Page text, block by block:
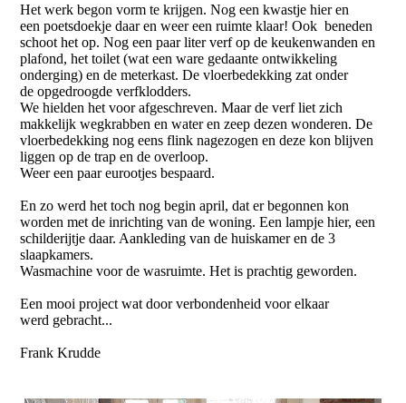
Het werk begon vorm te krijgen. Nog een kwastje hier en
een poetsdoekje daar en weer een ruimte klaar! Ook beneden
schoot het op. Nog een paar liter verf op de keukenwanden en
plafond, het toilet (wat een ware gedaante ontwikkeling
onderging) en de meterkast. De vloerbedekking zat onder
de opgedroogde verfklodders.
We hielden het voor afgeschreven. Maar de verf liet zich
makkelijk wegkrabben en water en zeep dezen wonderen. De
vloerbedekking nog eens flink nagezogen en deze kon blijven
liggen op de trap en de overloop.
Weer een paar eurootjes bespaard.
En zo werd het toch nog begin april, dat er begonnen kon
worden met de inrichting van de woning. Een lampje hier, een
schilderijtje daar. Aankleding van de huiskamer en de 3
slaapkamers.
Wasmachine voor de wasruimte. Het is prachtig geworden.
Een mooi project wat door verbondenheid voor elkaar
werd gebracht...
Frank Krudde